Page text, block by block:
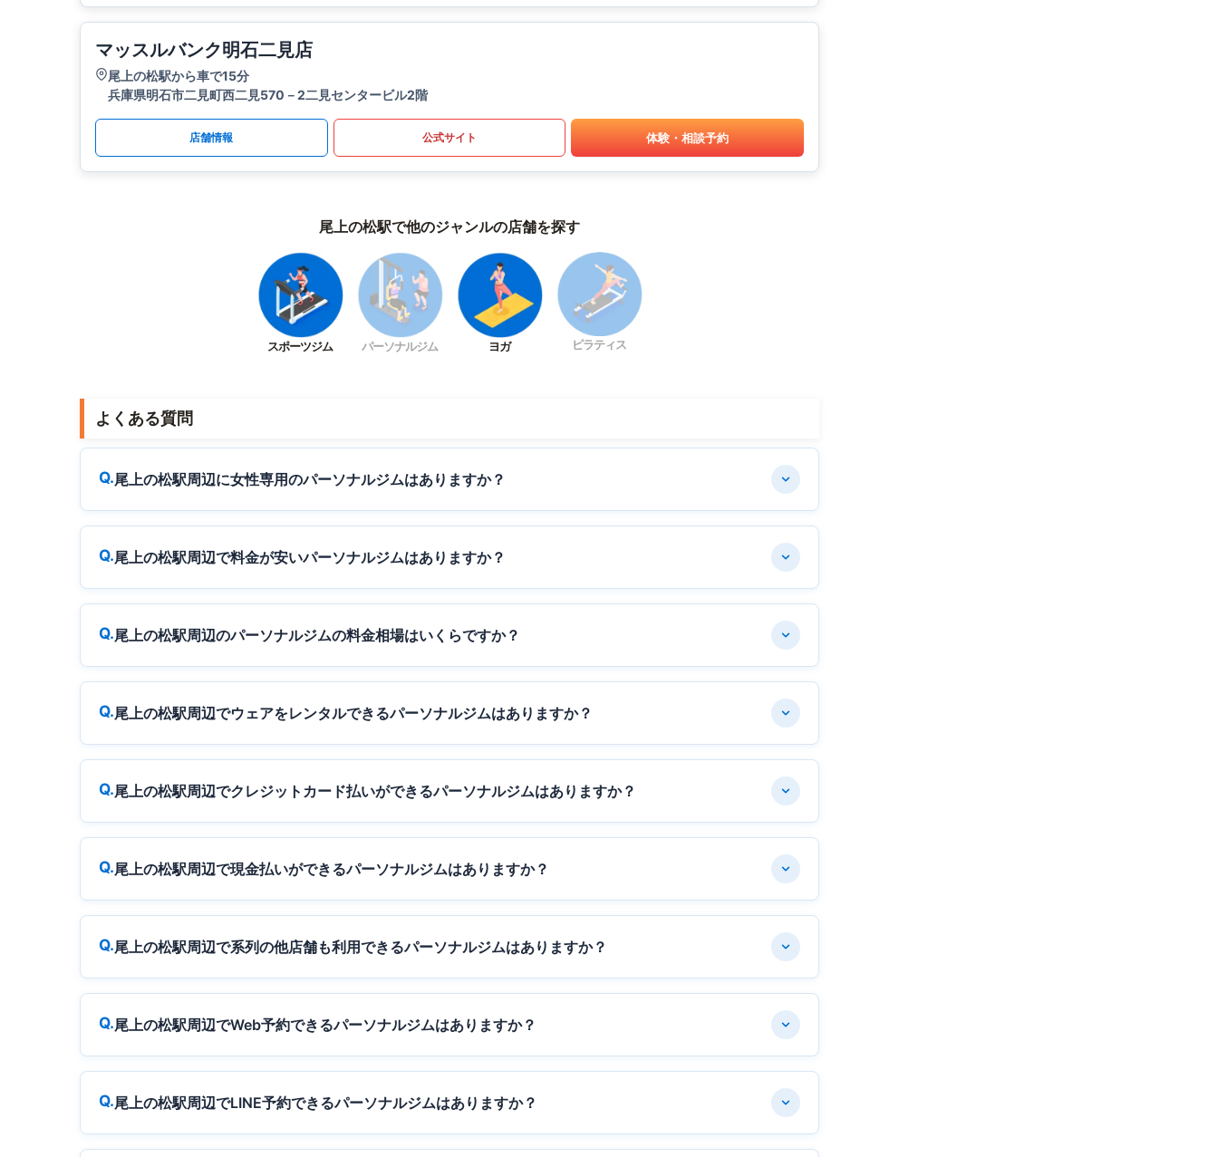
マッスルバンク明石二見店
尾上の松駅から車で15分
兵庫県明石市二見町西二見570－2二見センタービル2階
店舗情報 公式サイト 体験・相談予約
尾上の松駅で他のジャンルの店舗を探す
スポーツジム パーソナルジム ヨガ ピラティス
よくある質問
尾上の松駅周辺に女性専用のパーソナルジムはありますか？
尾上の松駅周辺で料金が安いパーソナルジムはありますか？
尾上の松駅周辺のパーソナルジムの料金相場はいくらですか？
尾上の松駅周辺でウェアをレンタルできるパーソナルジムはありますか？
尾上の松駅周辺でクレジットカード払いができるパーソナルジムはありますか？
尾上の松駅周辺で現金払いができるパーソナルジムはありますか？
尾上の松駅周辺で系列の他店舗も利用できるパーソナルジムはありますか？
尾上の松駅周辺でWeb予約できるパーソナルジムはありますか？
尾上の松駅周辺でLINE予約できるパーソナルジムはありますか？